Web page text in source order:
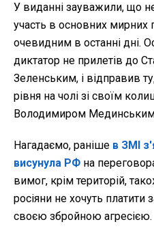
У виданні зауважили, що
участь в основних мирних
очевидним в останні дні.
диктатор не прилетів до
Зеленським, і відправив
рівня на чолі зі своїм
Володимиром
Нагадаємо, раніше в ЗМІ
висунула РФ на
вимог, крім територій,
росіяни не хочуть платити
своєю збройною агресією.